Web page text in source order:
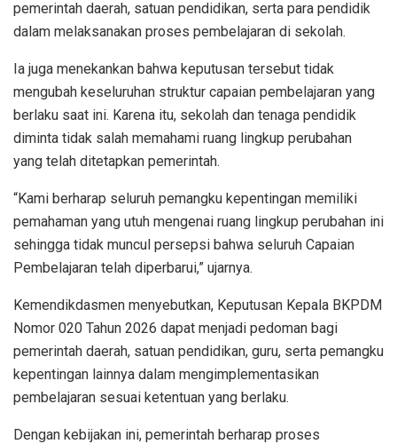
pemerintah daerah, satuan pendidikan, serta para pendidik
dalam melaksanakan proses pembelajaran di sekolah.
Ia juga menekankan bahwa keputusan tersebut tidak
mengubah keseluruhan struktur capaian pembelajaran yang
berlaku saat ini. Karena itu, sekolah dan tenaga pendidik
diminta tidak salah memahami ruang lingkup perubahan
yang telah ditetapkan pemerintah.
“Kami berharap seluruh pemangku kepentingan memiliki
pemahaman yang utuh mengenai ruang lingkup perubahan ini
sehingga tidak muncul persepsi bahwa seluruh Capaian
Pembelajaran telah diperbarui,” ujarnya.
Kemendikdasmen menyebutkan, Keputusan Kepala BKPDM
Nomor 020 Tahun 2026 dapat menjadi pedoman bagi
pemerintah daerah, satuan pendidikan, guru, serta pemangku
kepentingan lainnya dalam mengimplementasikan
pembelajaran sesuai ketentuan yang berlaku.
Dengan kebijakan ini, pemerintah berharap proses